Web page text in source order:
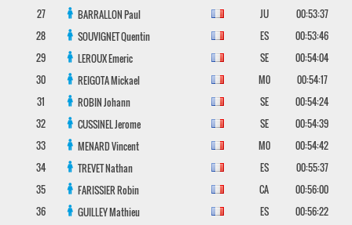
27
BARRALLONPaul JU
00:53:37
28
SOUVIGNETQuentin ES
00:53:46
29
LEROUXEmeric SE
00:54:04
30
REIGOTAMickael M0
00:54:17
31
ROBINJohann SE
00:54:24
32
CUSSINELJerome SE
00:54:39
33
MENARDVincent M0
00:54:42
34
TREVETNathan ES
00:55:37
35
FARISSIERRobin CA
00:56:00
36
GUILLEYMathieu ES
00:56:22